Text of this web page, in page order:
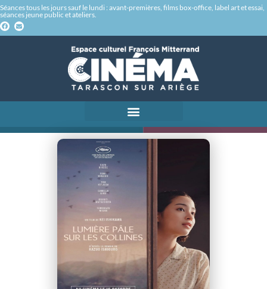
Séances tous les jours sauf le lundi : avant-premières, films box-office, label art et essai,
séances jeune public et ateliers.